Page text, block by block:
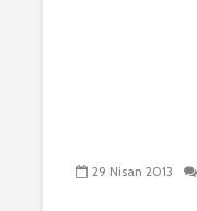
29 Nisan 2013